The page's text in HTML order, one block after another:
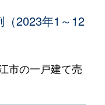
2023年1～12
市の一戸建て売